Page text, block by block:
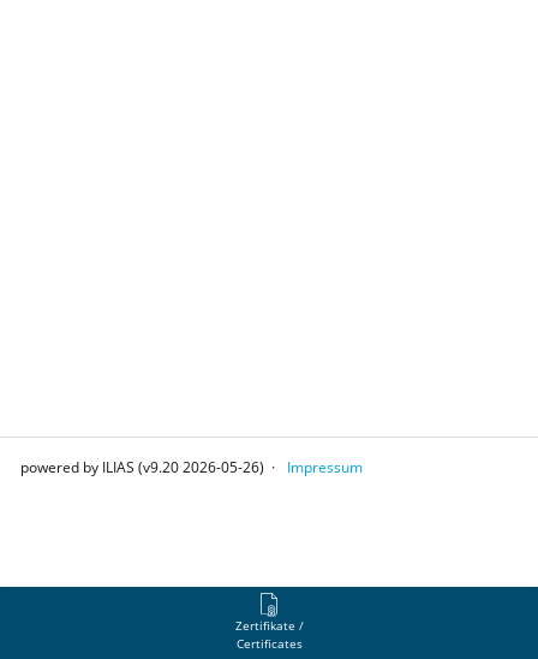
Zertifikate /
Certificates
powered by ILIAS (v9.20 2026-05-26) Impressum